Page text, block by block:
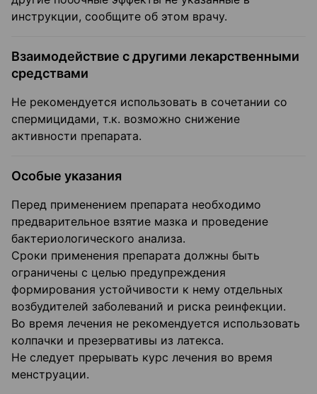
инструкции, сообщите об этом врачу.
Взаимодействие с другими лекарственными
средствами
Не рекомендуется использовать в сочетании со
спермицидами, т.к. возможно снижение
активности препарата.
Особые указания
Перед применением препарата необходимо
предварительное взятие мазка и проведение
бактериологического анализа.
Сроки применения препарата должны быть
ограничены с целью предупреждения
формирования устойчивости к нему отдельных
возбудителей заболеваний и риска реинфекции.
Во время лечения не рекомендуется использовать
колпачки и презервативы из латекса.
Не следует прерывать курс лечения во время
менструации.